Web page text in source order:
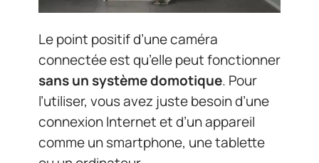
Le point positif d’une caméra
connectée est qu’elle peut fonctionner
sans un système domotique. Pour
l’utiliser, vous avez juste besoin d’une
connexion Internet et d’un appareil
comme un smartphone, une tablette